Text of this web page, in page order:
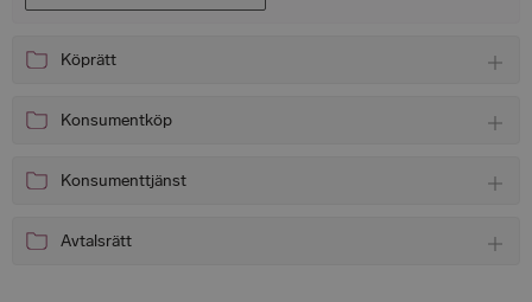
Köprätt
Konsumentköp
Konsumenttjänst
Avtalsrätt